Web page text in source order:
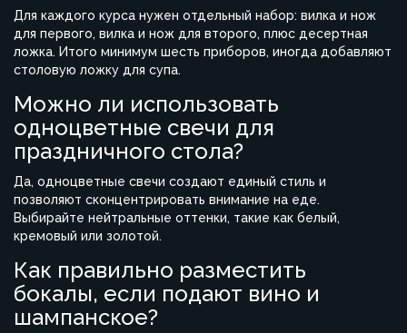
Для каждого курса нужен отдельный набор: вилка и нож
для первого, вилка и нож для второго, плюс десертная
ложка. Итого минимум шесть приборов, иногда добавляют
столовую ложку для супа.
Можно ли использовать
одноцветные свечи для
праздничного стола?
Да, одноцветные свечи создают единый стиль и
позволяют сконцентрировать внимание на еде.
Выбирайте нейтральные оттенки, такие как белый,
кремовый или золотой.
Как правильно разместить
бокалы, если подают вино и
шампанское?